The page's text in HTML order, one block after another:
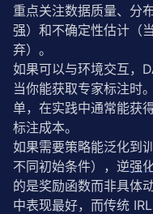
重点关注数据质量、分
强）和不确定性估计（
弃）。
如果可以与环境交互
当你能获取专家标注时
单，在实践中通常能获
标注成本。
如果需要策略能泛化到
不同初始条件），逆强
的是奖励函数而非具体
中表现最好，而传统